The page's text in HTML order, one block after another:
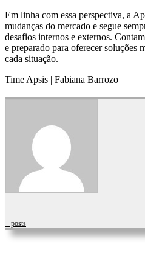
Em linha com essa perspectiva, a
mudanças do mercado e segue
desafios internos e externos.
e preparado para oferecer soluções
cada situação.
Time Apsis | Fabiana Barrozo
+ posts